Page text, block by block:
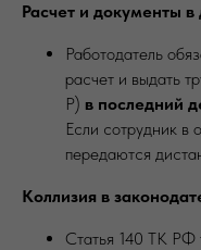
Расчет и документы в
Работодатель
расчет и выдать
Р) в последний
Если сотрудник в
передаются
Коллизия в
Статья 140 ТК РФ